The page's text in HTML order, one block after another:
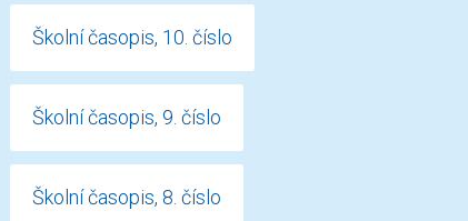
Školní časopis, 10. číslo
Školní časopis, 9. číslo
Školní časopis, 8. číslo